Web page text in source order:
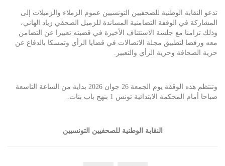
تدعو النقابة الوطنية للصحفيين التونسيين عموم الزملاء والزميلات إلى
المشاركة في الوقفة التضامنية المساندة للزميل الصحفي زياد الهاني،
وذلك تزامنا مع جلسة الاستئناف الأخيرة في قضيته تعبيرا عن التضامن
معه ورفضا لتطبيق مجلة الاتصالات في قضايا الرأي وتمسكا بالدفاع عن
حرية الصحافة وحرية الرأي والتعبير.
وتنتظم هذه الوقفة يوم الجمعة 26 جوان 2026 بداية من الساعة التاسعة
صباحا أمام المحكمة الابتدائية تونس 1 بنهج باب بنات.
النقابة الوطنية للصحفيين التونسيين